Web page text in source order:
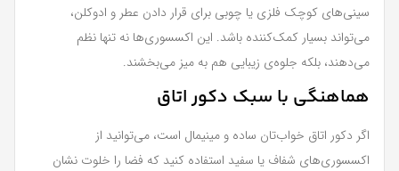
سینی‌های کوچک فلزی یا چوبی برای قرار دادن عطر و ادوکلن،
می‌تواند بسیار کمک‌کننده باشد. این اکسسوری‌ها نه تنها نظم
می‌دهند، بلکه جلوه‌ی زیبایی هم به میز می‌بخشند.
هماهنگی با سبک دکور اتاق
اگر دکور اتاق خواب‌تان ساده و مینیمال است، می‌توانید از
اکسسوری‌های شفاف یا سفید استفاده کنید که فضا را خلوت نشان